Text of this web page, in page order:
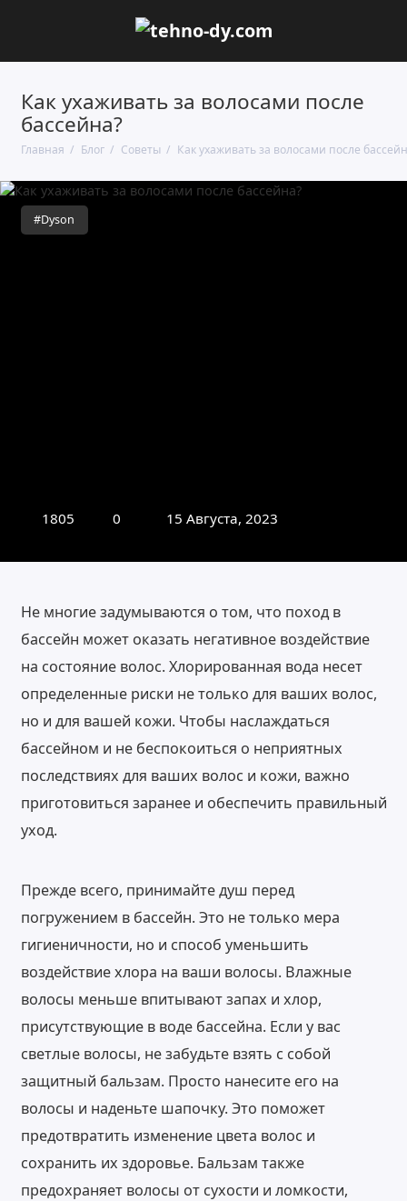
Как ухаживать за волосами после
бассейна?
Главная Блог Советы Как ухаживать за волосами после
#Dyson
1805 0 15 Августа, 2023
Не многие задумываются о том, что поход в
бассейн может оказать негативное воздействие
на состояние волос. Хлорированная вода несет
определенные риски не только для ваших волос,
но и для вашей кожи. Чтобы наслаждаться
бассейном и не беспокоиться о неприятных
последствиях для ваших волос и кожи, важно
приготовиться заранее и обеспечить правильный
уход.
Прежде всего, принимайте душ перед
погружением в бассейн. Это не только мера
гигиеничности, но и способ уменьшить
воздействие хлора на ваши волосы. Влажные
волосы меньше впитывают запах и хлор,
присутствующие в воде бассейна. Если у вас
светлые волосы, не забудьте взять с собой
защитный бальзам. Просто нанесите его на
волосы и наденьте шапочку. Это поможет
предотвратить изменение цвета волос и
сохранить их здоровье. Бальзам также
предохраняет волосы от сухости и ломкости,